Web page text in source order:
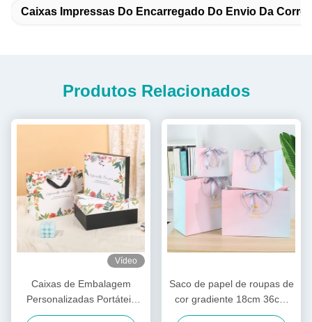
Caixas Impressas Do Encarregado Do Envio Da
Produtos Relacionados
Vídeo
Caixas de Embalagem
Personalizadas Portáteis
Lembrança Impressão
Saco de papel de roupas de
cor gradiente 18cm 36cm
Embalagem personalizada